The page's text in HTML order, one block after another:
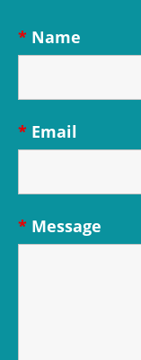
Name
*
Email
*
Message
*